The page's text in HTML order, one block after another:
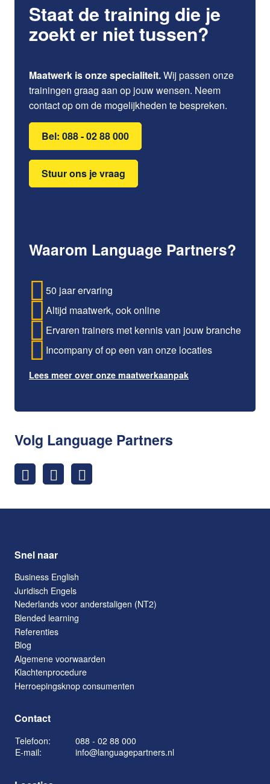
Staat de training die je
zoekt er niet tussen?
Maatwerk is onze specialiteit.Wij passen onze
trainingen graag aan op jouw wensen. Neem
contact op om de mogelijkheden te bespreken.
Bel: 088 - 02 88 000
Stuur ons je vraag
Waarom Language Partners?
50 jaar ervaring
Altijd maatwerk, ook online
Ervaren trainers met kennis van jouw branche
Incompany of op een van onze locaties
Lees meer over onze maatwerkaanpak
Volg Language Partners
Snel naar
Business English
Juridisch Engels
Nederlands voor anderstaligen (NT2)
Blended learning
Referenties
Blog
Algemene voorwaarden
Klachtenprocedure
Herroepingsknop consumenten
Contact
Telefoon:
088 - 02 88 000
E-mail:
info@languagepartners.nl